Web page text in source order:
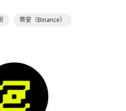
幣安（Binance）